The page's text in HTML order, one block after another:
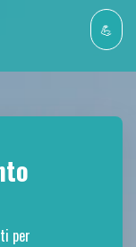
💪
per